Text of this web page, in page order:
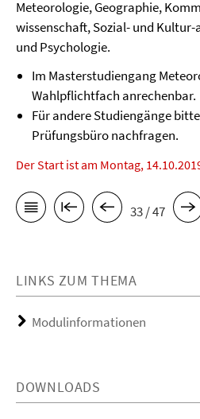
Meteorologie, Geographie,
wissenschaft, Sozial- und
und Psychologie.
Im Masterstudiengang
Wahlpflichtfach anrechenbar.
Für andere Studiengänge
Prüfungsbüro nachfragen.
Der Start ist am Montag,
33 / 47
LINKS ZUM THEMA
Modulinformationen
DOWNLOADS